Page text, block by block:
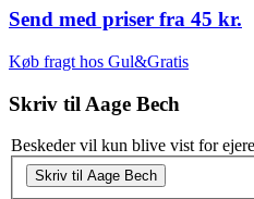
Send med priser fra 45 kr.
Køb fragt hos Gul&Gratis
Skriv til Aage Bech
Beskeder vil kun blive vist for
Skriv til Aage Bech